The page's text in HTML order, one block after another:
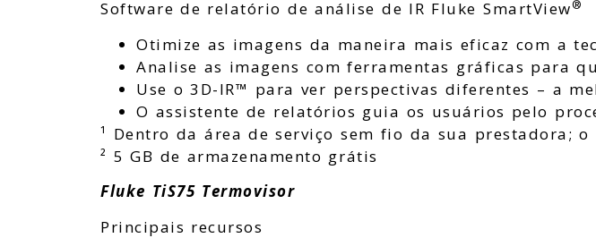
Software de relatório de análise de IR Fluke SmartView®
Otimize as imagens da maneira mais eficaz com a
Analise as imagens com ferramentas gráficas para
Use o 3D-IR™ para ver perspectivas diferentes – a
O assistente de relatórios guia os usuários pelo
¹ Dentro da área de serviço sem fio da sua prestadora;
² 5 GB de armazenamento grátis
Fluke TiS75 Termovisor
Principais recursos